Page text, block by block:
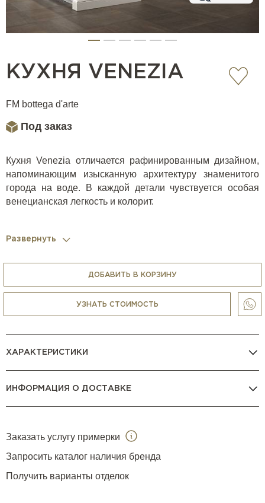
КУХНЯ VENEZIA
FM bottega d'arte
Под заказ
Кухня Venezia отличается рафинированным дизайном,
напоминающим изысканную архитектуру знаменитого
города на воде. В каждой детали чувствуется особая
венецианская легкость и колорит.
бытовой техникой (варочные панели, духовки, вытяжки,
кофемашины, холодильники, блендеры, измельчители,
микроволновки, пароварки и др.) любых брендов, в том
Gaggenau,La Cornue и др.
Развернуть
ДОБАВИТЬ В КОРЗИНУ
УЗНАТЬ СТОИМОСТЬ
ХАРАКТЕРИСТИКИ
ИНФОРМАЦИЯ О ДОСТАВКЕ
Заказать услугу примерки
Запросить каталог наличия бренда
Получить варианты отделок